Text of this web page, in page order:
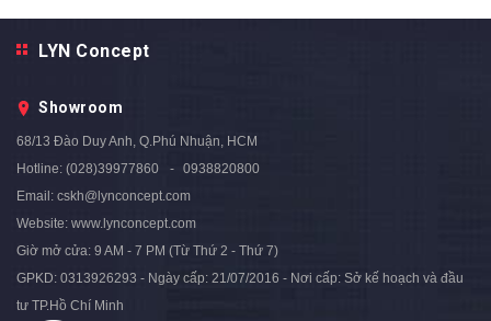
ĐƠN GIẢN HIỆN ĐẠI - THST15
Liên hệ
LYN Concept
Showroom
68/13 Đào Duy Anh, Q.Phú Nhuận, HCM
Hotline: (028)39977860
0938820800
Email: cskh@lynconcept.com
Website: www.lynconcept.com
Giờ mở cửa: 9 AM - 7 PM (Từ Thứ 2 - Thứ 7)
GPKD: 0313926293 - Ngày cấp: 21/07/2016 - Nơi cấp: Sở kế hoạch và đầu
tư TP.Hồ Chí Minh